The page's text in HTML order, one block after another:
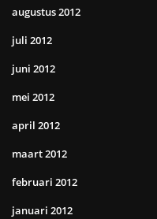
augustus 2012
juli 2012
juni 2012
mei 2012
april 2012
maart 2012
februari 2012
januari 2012